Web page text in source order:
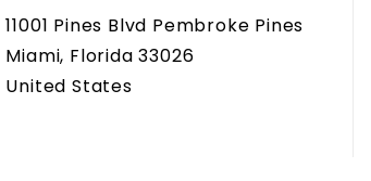
11001 Pines Blvd Pembroke Pines
Miami, Florida 33026
United States